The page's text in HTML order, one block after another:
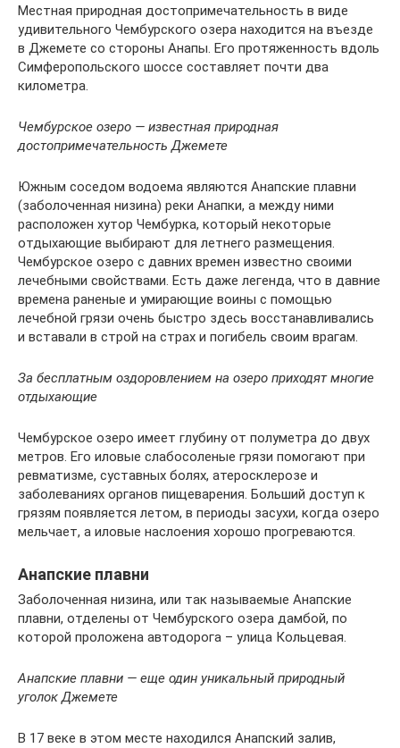
Местная природная достопримечательность в виде
удивительного Чембурского озера находится на въезде
в Джемете со стороны Анапы. Его протяженность вдоль
Симферопольского шоссе составляет почти два
километра.
Чембурское озеро — известная природная
достопримечательность Джемете
Южным соседом водоема являются Анапские плавни
(заболоченная низина) реки Анапки, а между ними
расположен хутор Чембурка, который некоторые
отдыхающие выбирают для летнего размещения.
Чембурское озеро с давних времен известно своими
лечебными свойствами. Есть даже легенда, что в давние
времена раненые и умирающие воины с помощью
лечебной грязи очень быстро здесь восстанавливались
и вставали в строй на страх и погибель своим врагам.
За бесплатным оздоровлением на озеро приходят многие
отдыхающие
Чембурское озеро имеет глубину от полуметра до двух
метров. Его иловые слабосоленые грязи помогают при
ревматизме, суставных болях, атеросклерозе и
заболеваниях органов пищеварения. Больший доступ к
грязям появляется летом, в периоды засухи, когда озеро
мельчает, а иловые наслоения хорошо прогреваются.
Анапские плавни
Заболоченная низина, или так называемые Анапские
плавни, отделены от Чембурского озера дамбой, по
которой проложена автодорога – улица Кольцевая.
Анапские плавни — еще один уникальный природный
уголок Джемете
В 17 веке в этом месте находился Анапский залив,